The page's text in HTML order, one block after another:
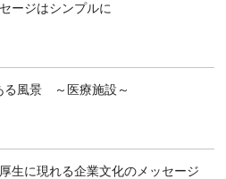
ージはシンプルに
る風景 ～医療施設～
生に現れる企業文化のメッセージ